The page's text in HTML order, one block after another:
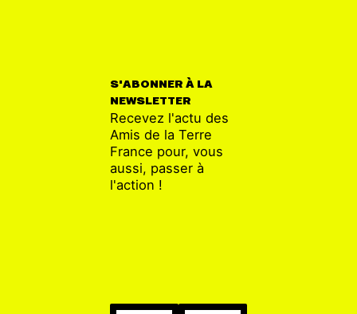
02 SEP
Affichage Total
S'ABONNER À LA
NEWSLETTER
Recevez l'actu des
Amis de la Terre
France pour, vous
aussi, passer à
l'action !